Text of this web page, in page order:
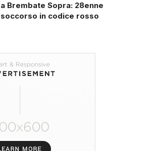
a Brembate Sopra: 28enne
soccorso in codice rosso